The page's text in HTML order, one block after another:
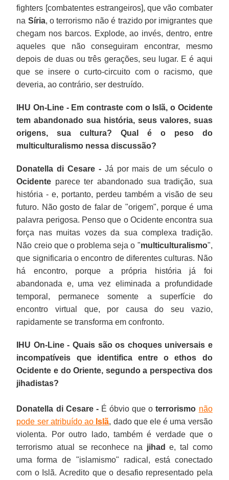
fighters [combatentes estrangeiros], que vão combater
na Síria, o terrorismo não é trazido por imigrantes que
chegam nos barcos. Explode, ao invés, dentro, entre
aqueles que não conseguiram encontrar, mesmo
depois de duas ou três gerações, seu lugar. E é aqui
que se insere o curto-circuito com o racismo, que
deveria, ao contrário, ser destruído.
IHU On-Line - Em contraste com o Islã, o Ocidente
tem abandonado sua história, seus valores, suas
origens, sua cultura? Qual é o peso do
multiculturalismo nessa discussão?
Donatella di Cesare -Já por mais de um século o
Ocidente parece ter abandonado sua tradição, sua
história - e, portanto, perdeu também a visão de seu
futuro. Não gosto de falar de "origem", porque é uma
palavra perigosa. Penso que o Ocidente encontra sua
força nas muitas vozes da sua complexa tradição.
Não creio que o problema seja o "multiculturalismo",
que significaria o encontro de diferentes culturas. Não
há encontro, porque a própria história já foi
abandonada e, uma vez eliminada a profundidade
temporal, permanece somente a superfície do
encontro virtual que, por causa do seu vazio,
rapidamente se transforma em confronto.
IHU On-Line - Quais são os choques universais e
incompatíveis que identifica entre o ethos do
Ocidente e do Oriente, segundo a perspectiva dos
jihadistas?
Donatella di Cesare -É óbvio que oterrorismo não
pode ser atribuído ao Islã, dado que ele é uma versão
violenta. Por outro lado, também é verdade que o
terrorismo atual se reconhece na jihad e, tal como
uma forma de "islamismo" radical, está conectado
com o Islã. Acredito que o desafio representado pela